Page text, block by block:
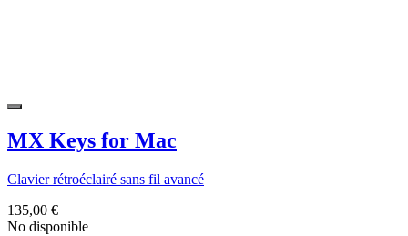
MX Keys for Mac
Clavier rétroéclairé sans fil avancé
135,00 €
No disponible